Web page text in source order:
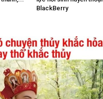
BlackBerry